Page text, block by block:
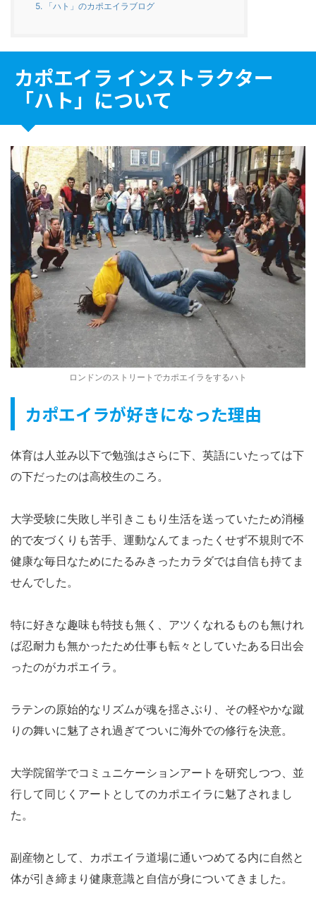
5. 「ハト」のカポエイラブログ
カポエイラ インストラクター
「ハト」について
ロンドンのストリートでカポエイラをするハト
カポエイラが好きになった理由
体育は人並み以下で勉強はさらに下、英語にいたっては下
の下だったのは高校生のころ。
大学受験に失敗し半引きこもり生活を送っていたため消極
的で友づくりも苦手、運動なんてまったくせず不規則で不
健康な毎日なためにたるみきったカラダでは自信も持てま
せんでした。
特に好きな趣味も特技も無く、アツくなれるものも無けれ
ば忍耐力も無かったため仕事も転々としていたある日出会
ったのがカポエイラ。
ラテンの原始的なリズムが魂を揺さぶり、その軽やかな蹴
りの舞いに魅了され過ぎてついに海外での修行を決意。
大学院留学でコミュニケーションアートを研究しつつ、並
行して同じくアートとしてのカポエイラに魅了されまし
た。
副産物として、カポエイラ道場に通いつめてる内に自然と
体が引き締まり健康意識と自信が身についてきました。